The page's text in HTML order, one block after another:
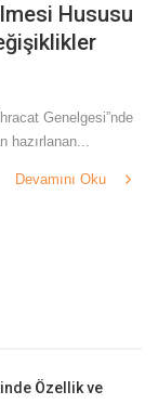
Hususu
Genelgesi”nde
hazırlanan...
Devamını Oku
Özellik ve